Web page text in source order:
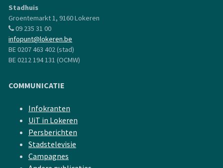
Stadhuis
Groentemarkt 1, 9160 Lokeren
09 235 31 00
infopunt@lokeren.be
BE 0207 463 402 (stad)
BE 0212 194 131 (OCMW)
COMMUNICATIE
Infokranten
UiT in Lokeren
Persberichten
Stadstelevisie
Campagnes